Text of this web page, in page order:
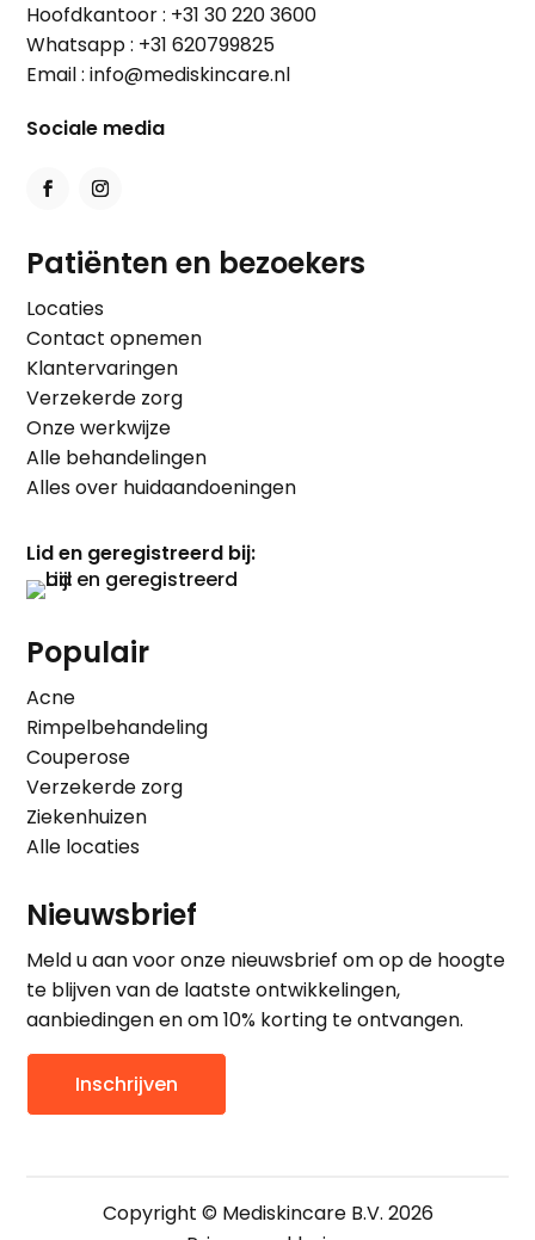
Hoofdkantoor : +31 30 220 3600
Whatsapp : +31 620799825
Email : info@mediskincare.nl
Sociale media
Patiënten en bezoekers
Locaties
Contact opnemen
Klantervaringen
Verzekerde zorg
Onze werkwijze
Alle behandelingen
Alles over huidaandoeningen
Lid en geregistreerd bij:
Populair
Acne
Rimpelbehandeling
Couperose
Verzekerde zorg
Ziekenhuizen
Alle locaties
Nieuwsbrief
Meld u aan voor onze nieuwsbrief om op de hoogte
te blijven van de laatste ontwikkelingen,
aanbiedingen en om 10% korting te ontvangen.
Inschrijven
Copyright © Mediskincare B.V. 2026